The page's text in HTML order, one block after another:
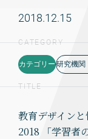
2018.12.15
CATEGORY
カテゴリー 研究機関
TITLE
教育デザイン
2018 「学習者